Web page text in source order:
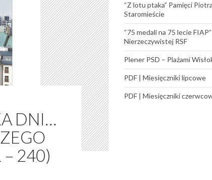
DNI…
240)
“Z lotu ptaka” Pamięci
Staromieście
“75 medali na 75 lecie
Nierzeczywistej RSF
Plener PSD – Plażami
PDF | Miesięczniki lipcowe
PDF | Miesięczniki